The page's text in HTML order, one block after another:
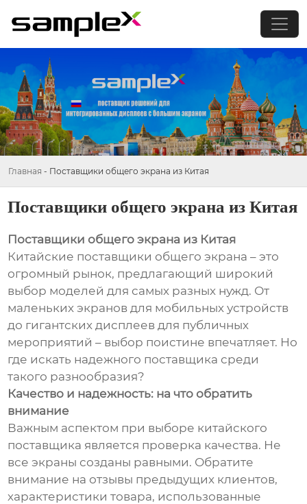
Главная - Поставщики общего экрана из Китая
Поставщики общего экрана из Китая
Поставщики общего экрана из Китая
Китайские поставщики общего экрана – это
огромный рынок, предлагающий широкий
выбор моделей для самых разных нужд. От
маленьких экранов для мобильных устройств
до гигантских дисплеев для публичных
мероприятий – выбор поистине впечатляет. Но
где искать надежного поставщика среди
такого разнообразия?
Качество и надежность: на что обратить
внимание
Важным аспектом при выборе китайского
поставщика является проверка качества. Не
все экраны созданы равными. Обратите
внимание на отзывы предыдущих клиентов,
характеристики товара, использованные